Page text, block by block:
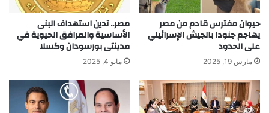
حيوان مفترس قادم من مصر
يهاجم جنودا بالجيش الإسرائيلي
على الحدود
مارس 19, 2025
مصر.. تدين استهداف البنى
الأساسية والمرافق الحيوية في
مدينتى بورسودان وكسلا
مايو 4, 2025